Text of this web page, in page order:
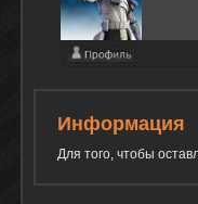
Информация
Для того, чтобы